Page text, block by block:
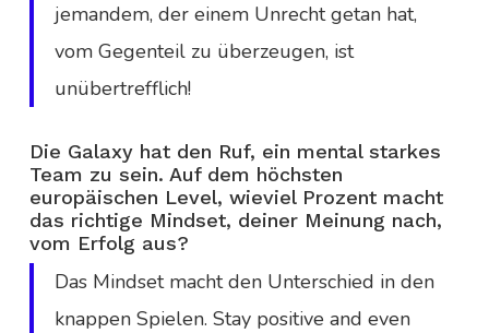
jemandem, der einem Unrecht getan hat,
vom Gegenteil zu überzeugen, ist
unübertrefflich!
Die Galaxy hat den Ruf, ein mental starkes
Team zu sein. Auf dem höchsten
europäischen Level, wieviel Prozent macht
das richtige Mindset, deiner Meinung nach,
vom Erfolg aus?
Das Mindset macht den Unterschied in den
knappen Spielen. Stay positive and even